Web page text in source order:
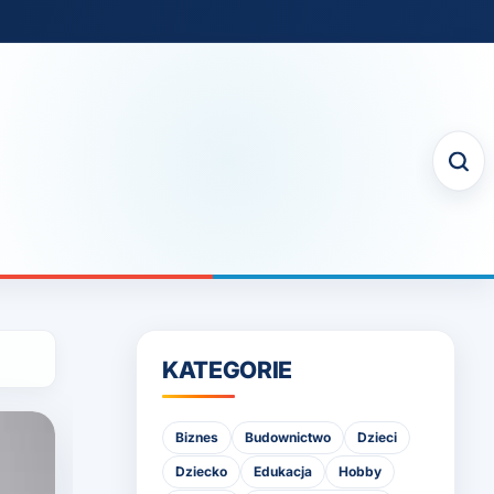
KATEGORIE
Biznes Budownictwo Dzieci
Dziecko Edukacja Hobby